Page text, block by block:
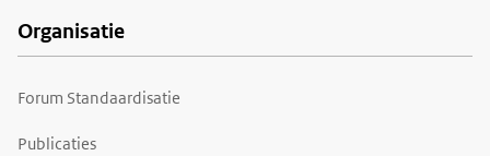
Organisatie
Forum Standaardisatie
Publicaties